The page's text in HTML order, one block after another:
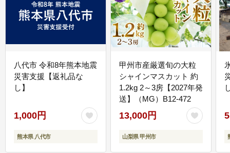
八代市 令和8年熊本地震
災害支援【返礼品な
し】
1,000円
熊本県 八代市
甲州市産厳選旬の大粒
シャインマスカット 約
1.2kg 2～3房【2027年発
送】（MG）B12-472
13,000円
山梨県 甲州市